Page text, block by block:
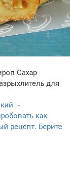
Сахар
для
-
как
рецепт. Берите